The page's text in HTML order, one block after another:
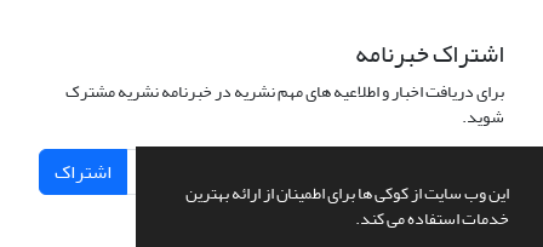
این وب سایت از کوکی ها برای اطمینان از ارائه بهترین
خدمات استفاده می کند.
اشتراک خبرنامه
برای دریافت اخبار و اطلاعیه های مهم نشریه در خبرنامه نشریه مشترک
شوید.
اشتراک